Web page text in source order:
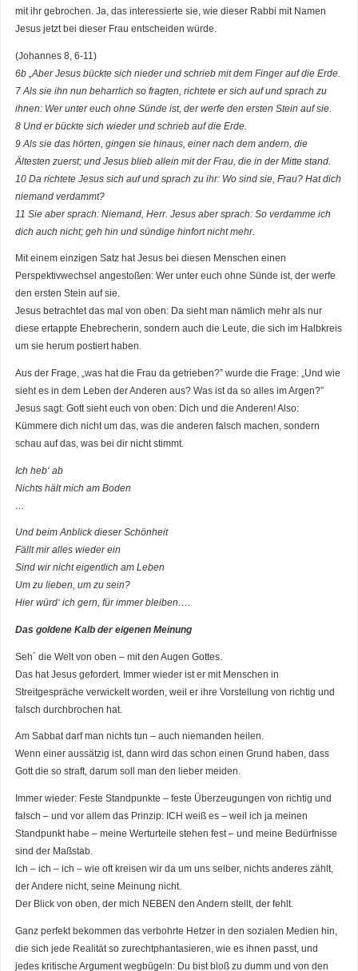
mit ihr gebrochen. Ja, das interessierte sie, wie dieser Rabbi mit Namen
Jesus jetzt bei dieser Frau entscheiden würde.
(Johannes 8, 6-11)
6b „Aber Jesus bückte sich nieder und schrieb mit dem Finger auf die Erde.
7 Als sie ihn nun beharrlich so fragten, richtete er sich auf und sprach zu
ihnen: Wer unter euch ohne Sünde ist, der werfe den ersten Stein auf sie.
8 Und er bückte sich wieder und schrieb auf die Erde.
9 Als sie das hörten, gingen sie hinaus, einer nach dem andern, die
Ältesten zuerst; und Jesus blieb allein mit der Frau, die in der Mitte stand.
10 Da richtete Jesus sich auf und sprach zu ihr: Wo sind sie, Frau? Hat dich
niemand verdammt?
11 Sie aber sprach: Niemand, Herr. Jesus aber sprach: So verdamme ich
dich auch nicht; geh hin und sündige hinfort nicht mehr.
Mit einem einzigen Satz hat Jesus bei diesen Menschen einen
Perspektivwechsel angestoßen: Wer unter euch ohne Sünde ist, der werfe
den ersten Stein auf sie.
Jesus betrachtet das mal von oben: Da sieht man nämlich mehr als nur
diese ertappte Ehebrecherin, sondern auch die Leute, die sich im Halbkreis
um sie herum postiert haben.
Aus der Frage, „was hat die Frau da getrieben?” wurde die Frage: „Und wie
sieht es in dem Leben der Anderen aus? Was ist da so alles im Argen?”
Jesus sagt: Gott sieht euch von oben: Dich und die Anderen! Also:
Kümmere dich nicht um das, was die anderen falsch machen, sondern
schau auf das, was bei dir nicht stimmt.
Ich heb‘ ab
Nichts hält mich am Boden
…
Und beim Anblick dieser Schönheit
Fällt mir alles wieder ein
Sind wir nicht eigentlich am Leben
Um zu lieben, um zu sein?
Hier würd‘ ich gern, für immer bleiben….
Das goldene Kalb der eigenen Meinung
Seh´ die Welt von oben – mit den Augen Gottes.
Das hat Jesus gefordert. Immer wieder ist er mit Menschen in
Streitgespräche verwickelt worden, weil er ihre Vorstellung von richtig und
falsch durchbrochen hat.
Am Sabbat darf man nichts tun – auch niemanden heilen.
Wenn einer aussätzig ist, dann wird das schon einen Grund haben, dass
Gott die so straft, darum soll man den lieber meiden.
Immer wieder: Feste Standpunkte – feste Überzeugungen von richtig und
falsch – und vor allem das Prinzip: ICH weiß es – weil ich ja meinen
Standpunkt habe – meine Werturteile stehen fest – und meine Bedürfnisse
sind der Maßstab.
Ich – ich – ich – wie oft kreisen wir da um uns selber, nichts anderes zählt,
der Andere nicht, seine Meinung nicht.
Der Blick von oben, der mich NEBEN den Andern stellt, der fehlt.
Ganz perfekt bekommen das verbohrte Hetzer in den sozialen Medien hin,
die sich jede Realität so zurechtphantasieren, wie es ihnen passt, und
jedes kritische Argument wegbügeln: Du bist bloß zu dumm und von den